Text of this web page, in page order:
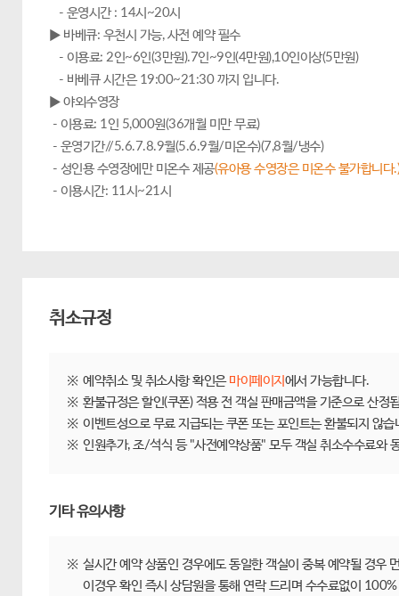
- 운영시간 : 14시~20시
▶ 바베큐: 우천시 가능, 사전 예약 필수
- 이용료: 2인~6인(3만원).7인~9인(4만원),10인이상(5만원)
- 바베큐 시간은 19:00~21:30 까지 입니다.
▶ 야외수영장
- 이용료: 1인 5,000원(36개월 미만 무료)
- 운영기간//5.6.7.8.9월(5.6.9월/미온수)(7,8월/냉수)
- 성인용 수영장에만 미온수 제공(유아용 수영장은 미온수 불가합니다.)
- 이용시간: 11시~21시
취소규정
※ 예약취소 및 취소사항 확인은 마이페이지 에서 가능합니다.
※ 환불규정은 할인(쿠폰) 적용 전 객실 판매금액을 기준으로 산정
※ 이벤트성으로 무료 지급되는 쿠폰 또는 포인트는 환불되지 않습
※ 인원추가, 조/석식 등 "사전예약상품" 모두 객실 취소수수료와
기타 유의사항
※ 실시간 예약 상품인 경우에도 동일한 객실이 중복 예약될 경우
이경우 확인 즉시 상담원을 통해 연락 드리며 수수료없이